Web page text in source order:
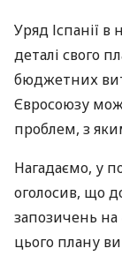
Уряд Іспанії
деталі свого
бюджетних
Євросоюзу
проблем, з
Нагадаємо, у
оголосив, що
запозичень на
цього плану